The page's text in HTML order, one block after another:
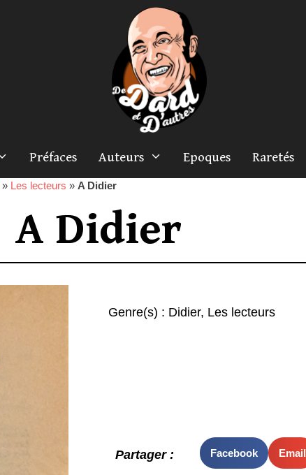
Préfaces Auteurs Epoques Raretés
» Les lecteurs » A Didier
A Didier
Genre(s) : Didier, Les lecteurs
Partager : Facebook Email